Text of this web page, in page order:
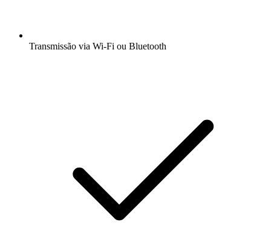
Transmissão via Wi-Fi ou Bluetooth